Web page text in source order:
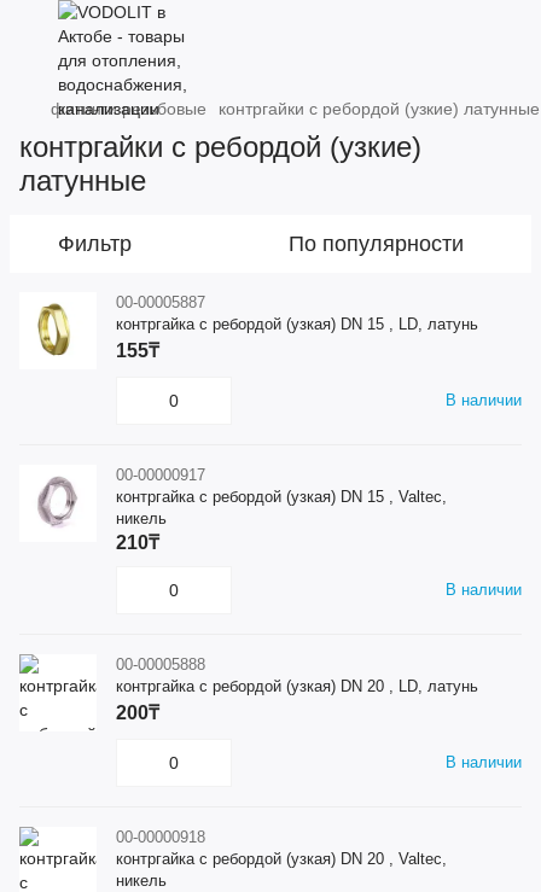
фитинги резьбовые контргайки с ребордой (узкие) латунные
контргайки с ребордой (узкие)
латунные
Фильтр По популярности
00-00005887
контргайка с ребордой (узкая) DN 15 , LD, латунь
В наличии
155₸
00-00000917
контргайка с ребордой (узкая) DN 15 , Valtec,
никель
В наличии
210₸
00-00005888
контргайка с ребордой (узкая) DN 20 , LD, латунь
В наличии
200₸
00-00000918
контргайка с ребордой (узкая) DN 20 , Valtec,
никель